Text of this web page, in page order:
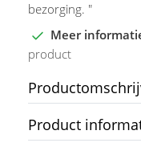
bezorging. "
Meer
product
Product